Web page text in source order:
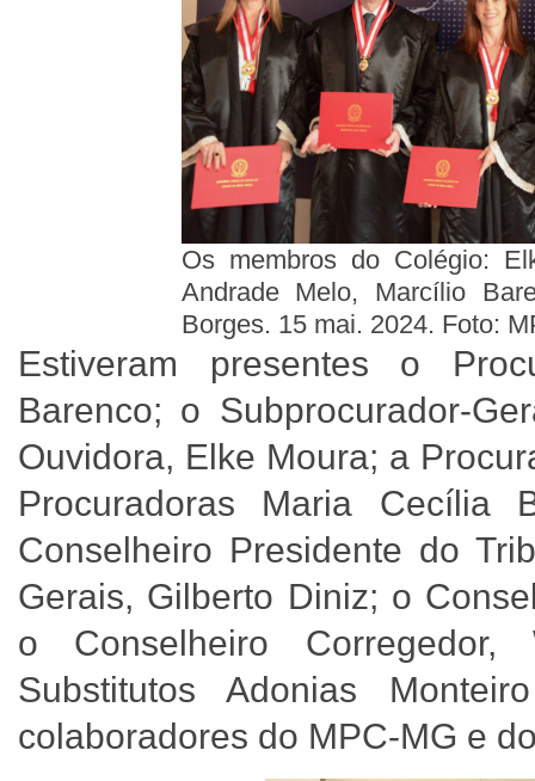
Os membros do Colégio:
Andrade Melo, Marcílio
Borges. 15 mai. 2024. Foto:
Estiveram presentes o
Barenco; o Subprocurador-
Ouvidora, Elke Moura; a
Procuradoras Maria Cecília
Conselheiro Presidente do
Gerais, Gilberto Diniz; o
o Conselheiro Corregedor,
Substitutos Adonias
colaboradores do MPC-MG e